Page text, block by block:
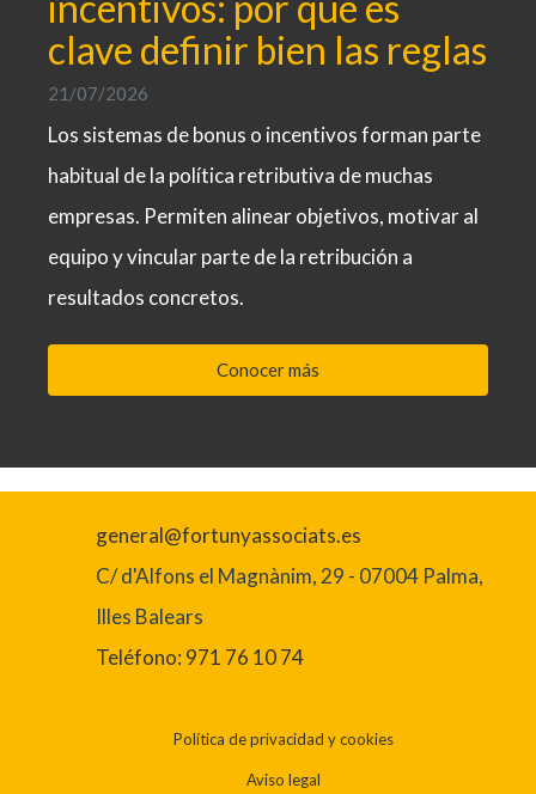
clave definir bien las reglas
21/07/2026
Los sistemas de bonus o incentivos forman parte
habitual de la política retributiva de muchas
empresas. Permiten alinear objetivos, motivar al
equipo y vincular parte de la retribución a
resultados concretos.
Conocer más
general@fortunyassociats.es
C/ d'Alfons el Magnànim, 29 - 07004 Palma,
Illes Balears
Teléfono: 971 76 10 74
Política de privacidad y cookies
Aviso legal